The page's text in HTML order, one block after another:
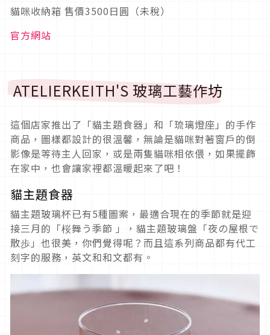
貓咪收納箱 售價3500日圓（未稅）
官方網站
ATELIERKEITH'S 玻璃工藝作坊
這個店家推出了「貓主題食器」和「琉璃燈座」的手作
商品，圖樣都設計的很溫馨，無論是貓咪對著窗戶的倒
影像是等待主人回家，或是兩隻貓咪相依偎，如果擺飾
在家中，也會讓家裡都溫暖起來了吧！
貓主題食器
貓主題玻璃杯已有5種圖案，最適合現在的季節就是迎
接三月的「桜舞う季節 」，貓主題玻璃盤「夜の屋根で
散歩」也很美，你們覺得呢？而且這系列商品都有代工
刻字的服務，英文和和文都有。